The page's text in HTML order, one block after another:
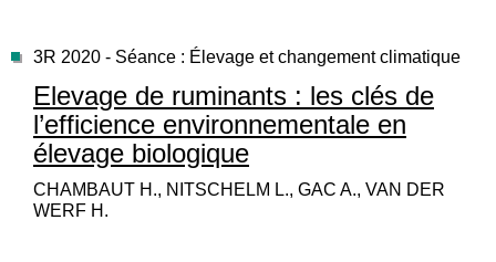
3R 2020 - Séance : Élevage et changement climatique
Elevage de ruminants : les clés de
l’efficience environnementale en
élevage biologique
CHAMBAUT H., NITSCHELM L., GAC A., VAN DER
WERF H.